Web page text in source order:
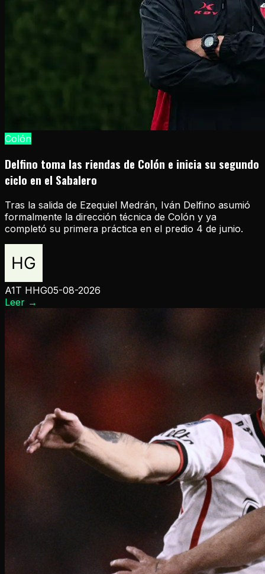
Colón
Delfino toma las riendas de Colón e inicia su segundo
ciclo en el Sabalero
Tras la salida de Ezequiel Medrán, Iván Delfino asumió
formalmente la dirección técnica de Colón y ya
completó su primera práctica en el predio 4 de junio.
A1T HHG05-08-2026
Leer →